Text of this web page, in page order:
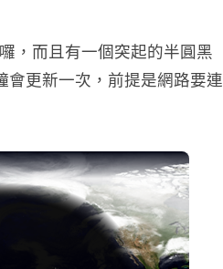
，而且有一個突起的半圓黑
會更新一次，前提是網路要連